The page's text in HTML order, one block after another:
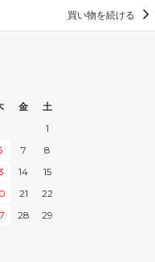
買い物を続ける
金
土
1
7
8
14
15
21
22
28
29